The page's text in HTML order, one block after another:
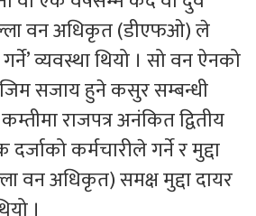
वन अधिकृत (डीएफओ) ले
व्यवस्था थियो । सो वन ऐनको
सजाय हुने कसुर सम्बन्धी
राजपत्र अनंकित द्वितीय
कर्मचारीले गर्ने र मुद्दा
वन अधिकृत) समक्ष मुद्दा दायर